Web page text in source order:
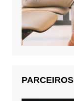
PARCEIROS